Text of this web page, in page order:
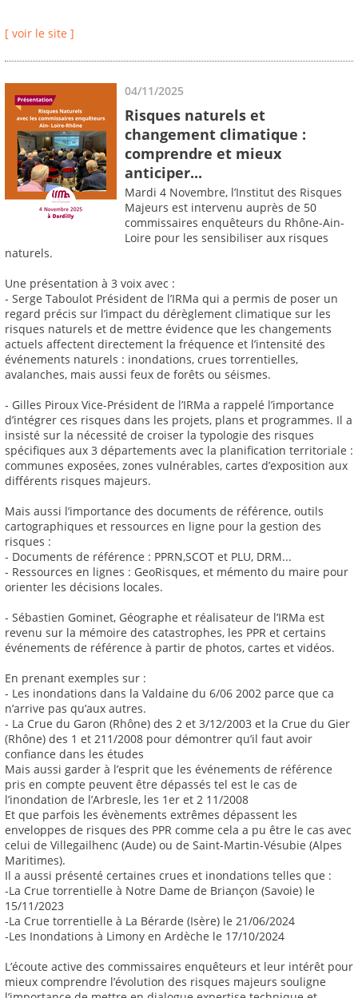
[ voir le site ]
04/11/2025
Risques naturels et
changement climatique :
comprendre et mieux
anticiper...
Mardi 4 Novembre, l’Institut des Risques
Majeurs est intervenu auprès de 50
commissaires enquêteurs du Rhône-Ain-
Loire pour les sensibiliser aux risques
naturels.
Une présentation à 3 voix avec :
- Serge Taboulot Président de l’IRMa qui a permis de poser un
regard précis sur l’impact du dérèglement climatique sur les
risques naturels et de mettre évidence que les changements
actuels affectent directement la fréquence et l’intensité des
événements naturels : inondations, crues torrentielles,
avalanches, mais aussi feux de forêts ou séismes.
- Gilles Piroux Vice-Président de l’IRMa a rappelé l’importance
d’intégrer ces risques dans les projets, plans et programmes. Il a
insisté sur la nécessité de croiser la typologie des risques
spécifiques aux 3 départements avec la planification territoriale :
communes exposées, zones vulnérables, cartes d’exposition aux
différents risques majeurs.
Mais aussi l’importance des documents de référence, outils
cartographiques et ressources en ligne pour la gestion des
risques :
- Documents de référence : PPRN,SCOT et PLU, DRM...
- Ressources en lignes : GeoRisques, et mémento du maire pour
orienter les décisions locales.
- Sébastien Gominet, Géographe et réalisateur de l’IRMa est
revenu sur la mémoire des catastrophes, les PPR et certains
événements de référence à partir de photos, cartes et vidéos.
En prenant exemples sur :
- Les inondations dans la Valdaine du 6/06 2002 parce que ca
n’arrive pas qu’aux autres.
- La Crue du Garon (Rhône) des 2 et 3/12/2003 et la Crue du Gier
(Rhône) des 1 et 211/2008 pour démontrer qu’il faut avoir
confiance dans les études
Mais aussi garder à l’esprit que les événements de référence
pris en compte peuvent être dépassés tel est le cas de
l’inondation de l’Arbresle, les 1er et 2 11/2008
Et que parfois les évènements extrêmes dépassent les
enveloppes de risques des PPR comme cela a pu être le cas avec
celui de Villegailhenc (Aude) ou de Saint-Martin-Vésubie (Alpes
Maritimes).
Il a aussi présenté certaines crues et inondations telles que :
-La Crue torrentielle à Notre Dame de Briançon (Savoie) le
15/11/2023
-La Crue torrentielle à La Bérarde (Isère) le 21/06/2024
-Les Inondations à Limony en Ardèche le 17/10/2024
L’écoute active des commissaires enquêteurs et leur intérêt pour
mieux comprendre l’évolution des risques majeurs souligne